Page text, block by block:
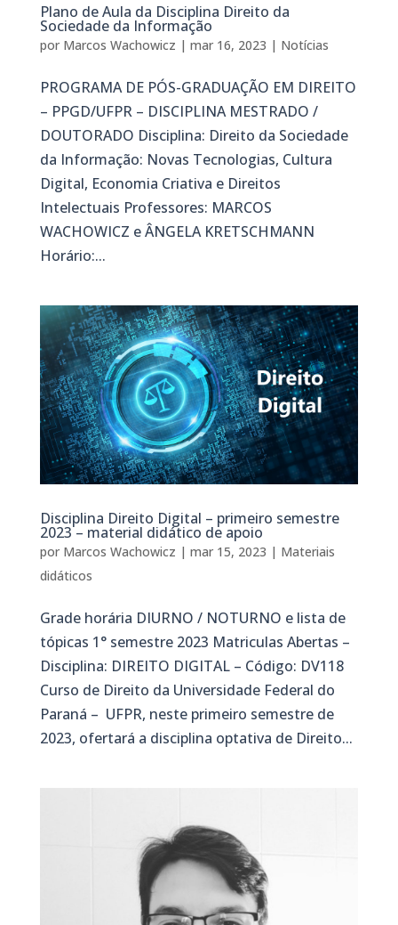
Plano de Aula da Disciplina Direito da
Sociedade da Informação
por Marcos Wachowicz | mar 16, 2023 | Notícias
PROGRAMA DE PÓS-GRADUAÇÃO EM DIREITO
– PPGD/UFPR – DISCIPLINA MESTRADO /
DOUTORADO Disciplina: Direito da Sociedade
da Informação: Novas Tecnologias, Cultura
Digital, Economia Criativa e Direitos
Intelectuais Professores: MARCOS
WACHOWICZ e ÂNGELA KRETSCHMANN
Horário:...
Disciplina Direito Digital – primeiro semestre
2023 – material didático de apoio
por Marcos Wachowicz | mar 15, 2023 | Materiais
didáticos
Grade horária DIURNO / NOTURNO e lista de
tópicas 1° semestre 2023 Matriculas Abertas –
Disciplina: DIREITO DIGITAL – Código: DV118
Curso de Direito da Universidade Federal do
Paraná – UFPR, neste primeiro semestre de
2023, ofertará a disciplina optativa de Direito...